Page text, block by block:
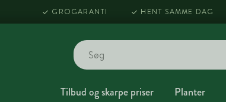
GROGARANTI HENT SAMME DAG
Tilbud og skarpe priser Planter